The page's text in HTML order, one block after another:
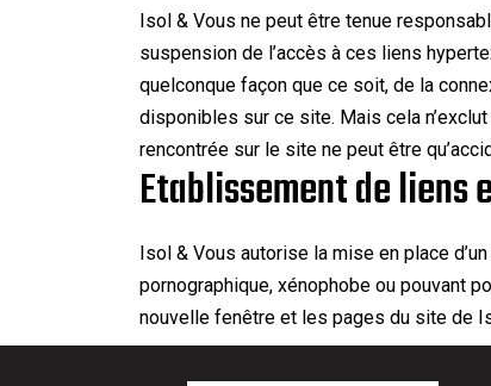
Isol & Vous ne peut être tenue
suspension de l’accès à ces liens
quelconque façon que ce soit, de la
disponibles sur ce site. Mais cela
rencontrée sur le site ne peut être
Etablissement de liens
Isol & Vous autorise la mise en place
pornographique, xénophobe ou pouvant
nouvelle fenêtre et les pages du site de